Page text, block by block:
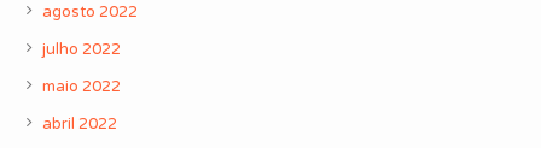
agosto 2022
julho 2022
maio 2022
abril 2022